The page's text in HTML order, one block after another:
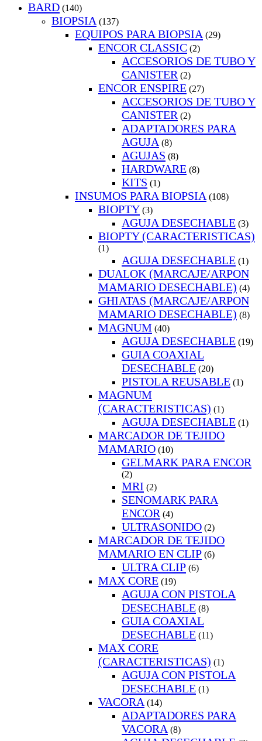
BARD (140)
BIOPSIA (137)
EQUIPOS PARA BIOPSIA (29)
ENCOR CLASSIC (2)
ACCESORIOS DE TUBO Y
CANISTER (2)
ENCOR ENSPIRE (27)
ACCESORIOS DE TUBO Y
CANISTER (2)
ADAPTADORES PARA
AGUJA (8)
AGUJAS (8)
HARDWARE (8)
KITS (1)
INSUMOS PARA BIOPSIA (108)
BIOPTY (3)
AGUJA DESECHABLE (3)
BIOPTY (CARACTERISTICAS)
(1)
AGUJA DESECHABLE (1)
DUALOK (MARCAJE/ARPON
MAMARIO DESECHABLE) (4)
GHIATAS (MARCAJE/ARPON
MAMARIO DESECHABLE) (8)
MAGNUM (40)
AGUJA DESECHABLE (19)
GUIA COAXIAL
DESECHABLE (20)
PISTOLA REUSABLE (1)
MAGNUM
(CARACTERISTICAS) (1)
AGUJA DESECHABLE (1)
MARCADOR DE TEJIDO
MAMARIO (10)
GELMARK PARA ENCOR
(2)
MRI (2)
SENOMARK PARA
ENCOR (4)
ULTRASONIDO (2)
MARCADOR DE TEJIDO
MAMARIO EN CLIP (6)
ULTRA CLIP (6)
MAX CORE (19)
AGUJA CON PISTOLA
DESECHABLE (8)
GUIA COAXIAL
DESECHABLE (11)
MAX CORE
(CARACTERISTICAS) (1)
AGUJA CON PISTOLA
DESECHABLE (1)
VACORA (14)
ADAPTADORES PARA
VACORA (8)